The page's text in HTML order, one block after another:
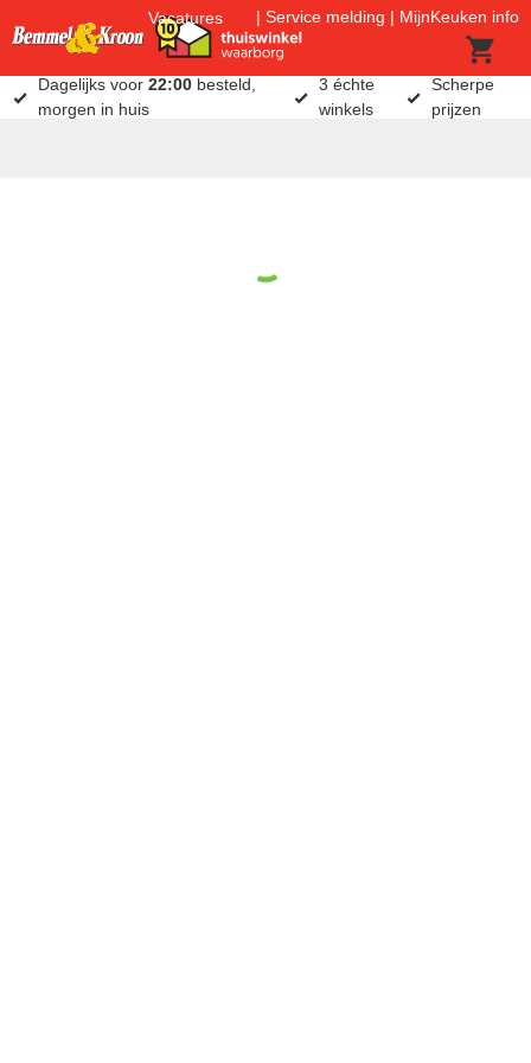
Vacatures Service melding MijnKeuken info
Dagelijks voor22:00 besteld,
morgen in huis
3 échte
winkels
Scherpe
prijzen